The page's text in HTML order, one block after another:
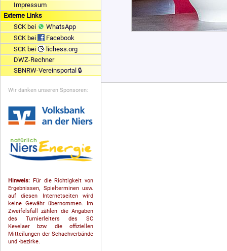
Impressum
Externe Links
SCK bei
WhatsApp
SCK bei
Facebook
SCK bei
lichess.org
DWZ-Rechner
SBNRW-Vereinsportal 🔒
Wir danken unseren Sponsoren:
Hinweis: Für die Richtigkeit von
Ergebnissen, Spielterminen usw.
auf diesen Internetseiten wird
keine Gewähr übernommen. Im
Zweifelsfall zählen die Angaben
des Turnierleiters des SC
Kevelaer bzw. die offiziellen
Mitteilungen der Schach­ver­bände
und -bezirke.